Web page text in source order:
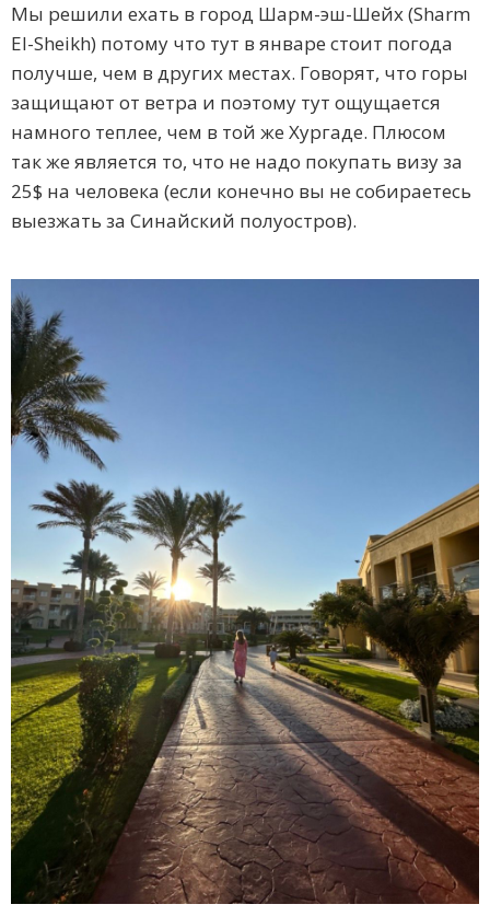
Мы решили ехать в город Шарм-эш-Шейх (Sharm
El-Sheikh) потому что тут в январе стоит погода
получше, чем в других местах. Говорят, что горы
защищают от ветра и поэтому тут ощущается
намного теплее, чем в той же Хургаде. Плюсом
так же является то, что не надо покупать визу за
25$ на человека (если конечно вы не собираетесь
выезжать за Синайский полуостров).